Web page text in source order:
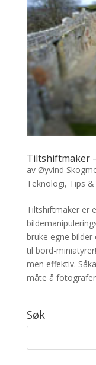
Tiltshiftmaker
av Øyvind
Teknologi, Tips
Tiltshiftmaker er
bruke egne
til bord-
men effektiv.
måte å
Søk